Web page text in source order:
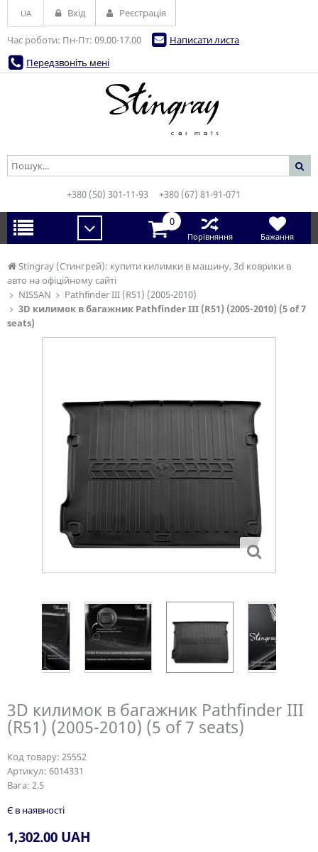
Stingray (Стингрей): купити килимки в машину, 3d коврики в
авто на офіційному сайті
NISSAN
Pathfinder III (R51) (2005-2010)
3D килимок в багажник Pathfinder III (R51) (2005-2010) (5 of 7
seats)
3D килимок в багажник Pathfinder III
(R51) (2005-2010) (5 of 7 seats)
Код товару: 25552
Артикул: 6014331
Вага: 2.5
Є в наявності
1,302.00 UAH
Час роботи: Пн-Пт: 09.00-17.00
Написати листа
Передзвоніть мені
UA Вхід Реєстрація
+380 (50) 301-11-93 +380 (67) 81-91-071
0
Порівняння Бажання